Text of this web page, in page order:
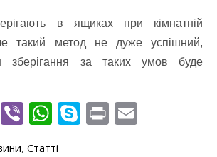
в ящиках при кімнатній
такий метод не дуже успішний,
зберігання за таких умов буде
T Vi W S Pr
, Статті